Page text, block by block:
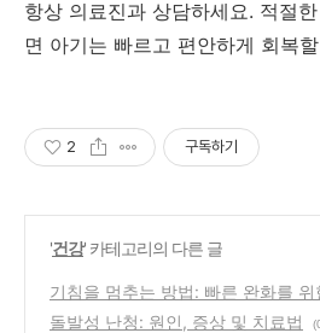
항상 의료진과 상담하세요. 적절한
면 아기는 빠르고 편안하게 회복할
2 구독하기
'건강' 카테고리의 다른 글
기침을 멈추는 방법: 빠른 완화를 위
인 팁
(1)
돌발성 난청: 원인, 증상 및 치료법